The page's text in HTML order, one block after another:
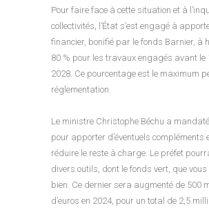
Pour faire face à cette situation et à
collectivités, l’État s’est engagé à
financier, bonifié par le fonds Barnier, à
80 % pour les travaux engagés avant le
2028. Ce pourcentage est le maximum
réglementation.
Le ministre Christophe Béchu a
pour apporter d’éventuels compléments
réduire le reste à charge. Le préfet
divers outils, dont le fonds vert, que
bien. Ce dernier sera augmenté de 500
d’euros en 2024, pour un total de 2,5